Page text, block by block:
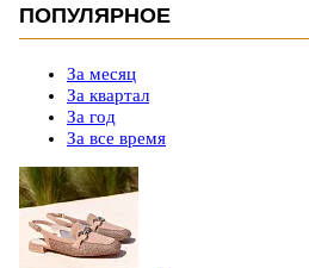
ПОПУЛЯРНОЕ
За месяц
За квартал
За год
За все время